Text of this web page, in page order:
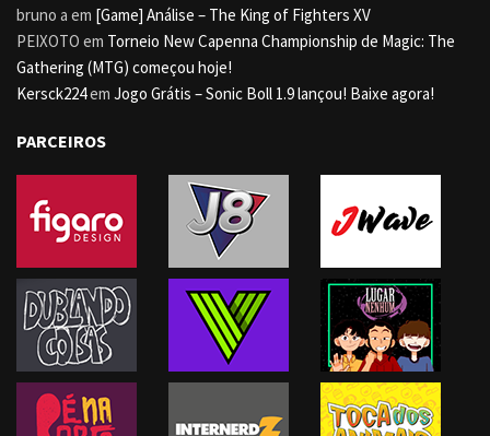
bruno a em [Game] Análise – The King of Fighters XV
PEIXOTO em Torneio New Capenna Championship de Magic: The
Gathering (MTG) começou hoje!
Kersck224em Jogo Grátis – Sonic Boll 1.9 lançou! Baixe agora!
PARCEIROS